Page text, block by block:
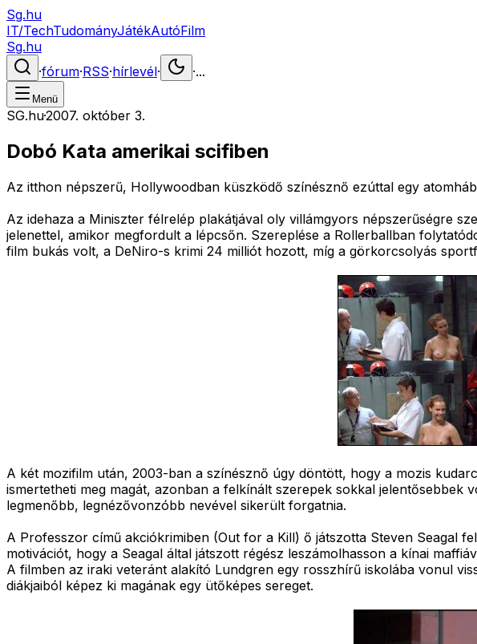
Sg.hu
IT/TechTudományJátékAutóFilm
Sg.hu
·fórum·RSS·hírlevél· ·...
Menü
SG.hu·2007. október 3.
Dobó Kata amerikai scifiben
Az itthon népszerű, Hollywoodban küszködő színésznő ezúttal egy
Az idehaza a Miniszter félrelép plakátjával oly villámgyors népszerűségre
jelenettel, amikor megfordult a lépcsőn. Szereplése a Rollerballban
film bukás volt, a DeNiro-s krimi 24 milliót hozott, míg a görkorcsolyás
A két mozifilm után, 2003-ban a színésznő úgy döntött, hogy a mozis
ismertetheti meg magát, azonban a felkínált szerepek sokkal
legmenőbb, legnézővonzóbb nevével sikerült forgatnia.
A Professzor című akciókrimiben (Out for a Kill) ő játszotta Steven Seagal
motivációt, hogy a Seagal által játszott régész leszámolhasson a kínai
A filmben az iraki veteránt alakító Lundgren egy rosszhírű iskolába vonul
diákjaiból képez ki magának egy ütőképes sereget.